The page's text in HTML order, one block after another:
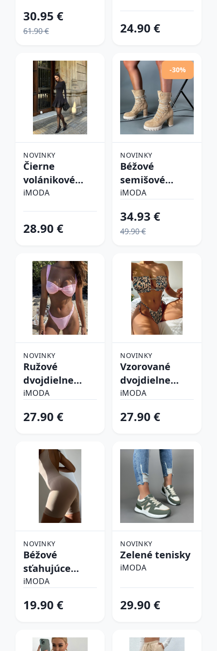
30.95 €
61.90 € 24.90 €
NOVINKY
Čierne
volánikové
šaty
iMODA
28.90 €
-30%
NOVINKY
Béžové
semišové
kotníkové
iMODA
34.93 €
49.90 €
NOVINKY
Ružové
dvojdielne
plavky
iMODA
27.90 €
NOVINKY
Vzorované
dvojdielne
plavky
iMODA
27.90 €
NOVINKY
Béžové
sťahujúce
spodné prádlo
iMODA
19.90 €
NOVINKY
Zelené tenisky
iMODA
29.90 €